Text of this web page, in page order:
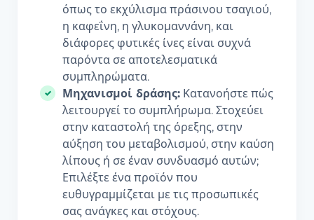
όπως το εκχύλισμα πράσινου τσαγιού,
η καφεΐνη, η γλυκομαννάνη, και
διάφορες φυτικές ίνες είναι συχνά
παρόντα σε αποτελεσματικά
συμπληρώματα.
Μηχανισμοί δράσης: Κατανοήστε πώς
λειτουργεί το συμπλήρωμα. Στοχεύει
στην καταστολή της όρεξης, στην
αύξηση του μεταβολισμού, στην καύση
λίπους ή σε έναν συνδυασμό αυτών;
Επιλέξτε ένα προϊόν που
ευθυγραμμίζεται με τις προσωπικές
σας ανάγκες και στόχους.